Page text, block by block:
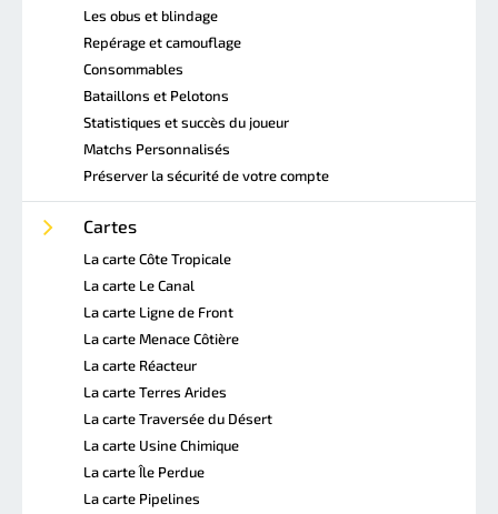
Les obus et blindage
Repérage et camouflage
Consommables
Bataillons et Pelotons
Statistiques et succès du joueur
Matchs Personnalisés
Préserver la sécurité de votre compte
Cartes
La carte Côte Tropicale
La carte Le Canal
La carte Ligne de Front
La carte Menace Côtière
La carte Réacteur
La carte Terres Arides
La carte Traversée du Désert
La carte Usine Chimique
La carte Île Perdue
La carte Pipelines